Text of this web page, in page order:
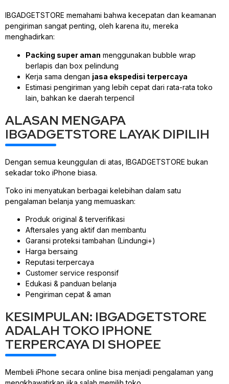
IBGADGETSTORE memahami bahwa kecepatan dan keamanan
pengiriman sangat penting, oleh karena itu, mereka
menghadirkan:
Packing super aman menggunakan bubble wrap
berlapis dan box pelindung
Kerja sama dengan jasa ekspedisi terpercaya
Estimasi pengiriman yang lebih cepat dari rata-rata toko
lain, bahkan ke daerah terpencil
ALASAN MENGAPA
IBGADGETSTORE LAYAK DIPILIH
Dengan semua keunggulan di atas, IBGADGETSTORE bukan
sekadar toko iPhone biasa.
Toko ini menyatukan berbagai kelebihan dalam satu
pengalaman belanja yang memuaskan:
Produk original & terverifikasi
Aftersales yang aktif dan membantu
Garansi proteksi tambahan (Lindungi+)
Harga bersaing
Reputasi terpercaya
Customer service responsif
Edukasi & panduan belanja
Pengiriman cepat & aman
KESIMPULAN: IBGADGETSTORE
ADALAH TOKO IPHONE
TERPERCAYA DI SHOPEE
Membeli iPhone secara online bisa menjadi pengalaman yang